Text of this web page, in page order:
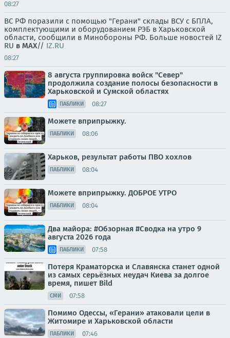
08:27
ВС РФ поразили с помощью "Герани" склады ВСУ с БПЛА,
комплектующими и оборудованием РЭБ в Харьковской
области, сообщили в Минобороны РФ. Больше новостей IZ
RU в MAX// IZ.RU
08:27
8 августа группировка войск "Север"
продолжила создание полосы безопасности в
Харьковской и Сумской областях
ПАБЛИКИ 08:27
Можете вприпрыжку.
ПАБЛИКИ 08:06
Харьков, результат работы ПВО хохлов
ПАБЛИКИ 08:04
Можете вприпрыжку. ДОБРОЕ УТРО
ПАБЛИКИ 08:04
Два майора: #Обзорная #Сводка на утро 9
августа 2026 года
ПАБЛИКИ 07:58
Потеря Краматорска и Славянска станет одной
из самых серьёзных неудач Киева за долгое
время, пишет Bild
СМИ 07:58
Помимо Одессы, «Герани» атаковали цели в
Житомире и Харьковской области
ПАБЛИКИ 07:46